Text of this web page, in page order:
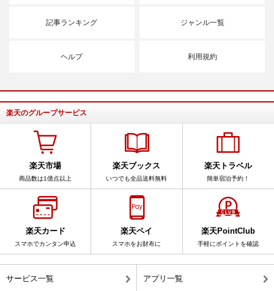
記事ランキング ジャンル一覧
ヘルプ 利用規約
楽天のグループサービス
楽天市場
商品数は1億点以上
楽天ブックス
いつでも全品送料無料
楽天トラベル
簡単宿泊予約！
楽天カード
スマホでカンタン申込
楽天ペイ
スマホをお財布に
楽天PointClub
手軽にポイントを確認
サービス一覧 アプリ一覧